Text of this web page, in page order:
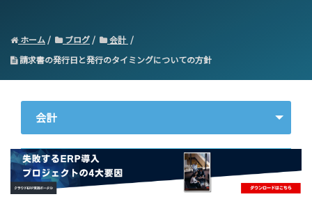
ホーム ブログ
会計
請求書の発行日と発行のタイミングについての方針
会計
ERP
会計